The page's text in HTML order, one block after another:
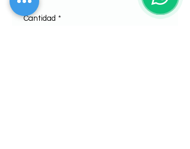
Cantidad *